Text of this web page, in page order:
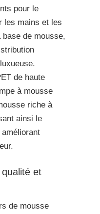
pour le
les mains et les
de mousse,
de haute
à mousse
riche à
ainsi le
et
de mousse